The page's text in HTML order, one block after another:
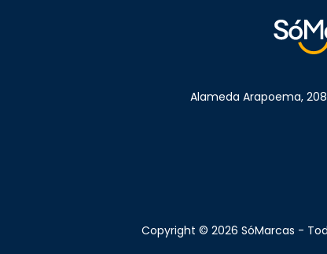
Alameda Arapoema,
Copyright © 2026 SóMarcas -